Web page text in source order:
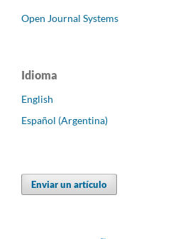
Open Journal Systems
Idioma
English
Español (Argentina)
Enviar un artículo